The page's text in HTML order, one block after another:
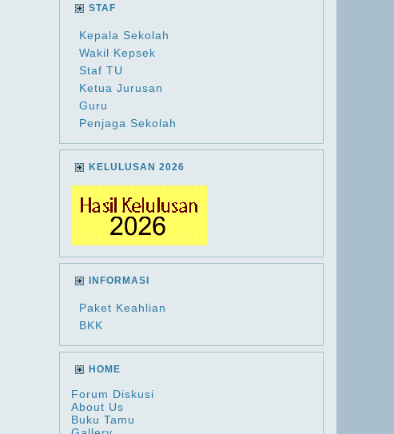
STAF
Kepala Sekolah
Wakil Kepsek
Staf TU
Ketua Jurusan
Guru
Penjaga Sekolah
KELULUSAN 2026
INFORMASI
Paket Keahlian
BKK
HOME
Forum Diskusi
About Us
Buku Tamu